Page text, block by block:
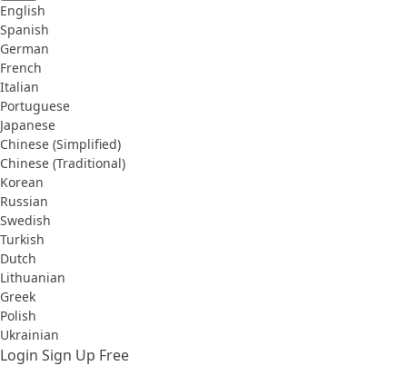
English
Spanish
German
French
Italian
Portuguese
Japanese
Chinese (Simplified)
Chinese (Traditional)
Korean
Russian
Swedish
Turkish
Dutch
Lithuanian
Greek
Polish
Ukrainian
Login Sign Up Free